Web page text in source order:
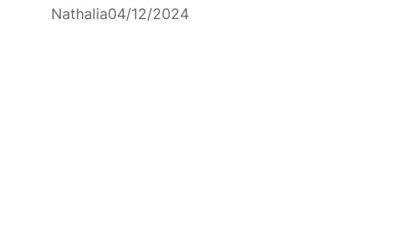
Nathalia04/12/2024